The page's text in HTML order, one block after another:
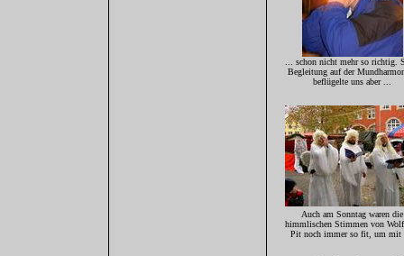
... schon nicht mehr so richtig.
Begleitung auf der
beflügelte uns aber ...
Auch am Sonntag waren die
himmlischen Stimmen von
Pit noch immer so fit, um